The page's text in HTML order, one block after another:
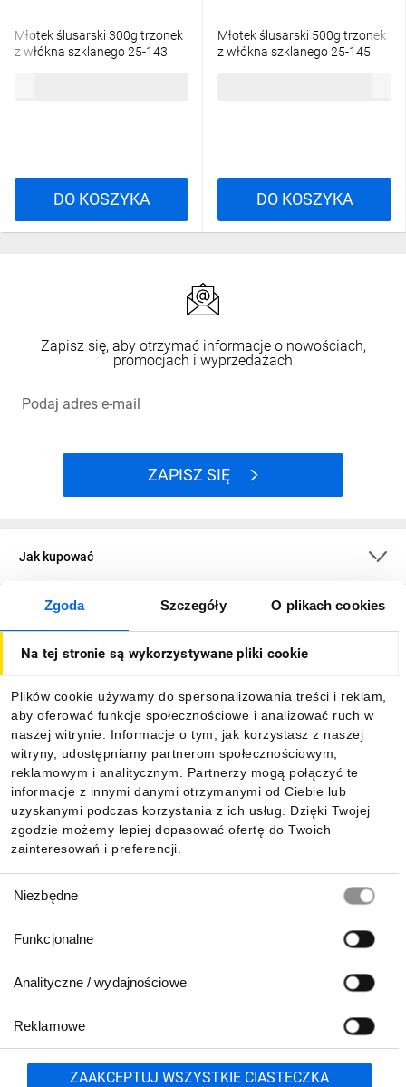
Zgoda Szczegóły O plikach cookies
Na tej stronie są wykorzystywane pliki cookie
Plików cookie używamy do spersonalizowania treści i reklam,
aby oferować funkcje społecznościowe i analizować ruch w
naszej witrynie. Informacje o tym, jak korzystasz z naszej
witryny, udostępniamy partnerom społecznościowym,
reklamowym i analitycznym. Partnerzy mogą połączyć te
informacje z innymi danymi otrzymanymi od Ciebie lub
uzyskanymi podczas korzystania z ich usług. Dzięki Twojej
zgodzie możemy lepiej dopasować ofertę do Twoich
zainteresowań i preferencji.
zgody
Niezbędne
Funkcjonalne
Analityczne / wydajnościowe
Reklamowe
ZAAKCEPTUJ WSZYSTKIE CIASTECZKA
Młotek ślusarski 300g trzonek
z włókna szklanego 25-143
DO KOSZYKA
Młotek ślusarski 500g trzonek
z włókna szklanego 25-145
DO KOSZYKA
Zapisz się, aby otrzymać informacje o nowościach,
promocjach i wyprzedażach
Podaj adres e-mail
ZAPISZ SIĘ
Jak kupować
O firmie
Informacje
Pobierz naszą aplikację mobilną:
801 500 700 lub
71 37 61 600